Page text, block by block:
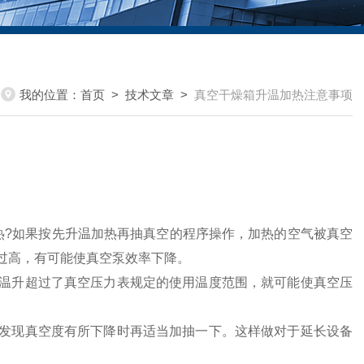
我的位置： 首页 > 技术文章 > 真空干燥箱升温加热注意事项
如果按先升温加热再抽真空的程序操作，加热的空气被真空
，有可能使真空泵效率下降。
超过了真空压力表规定的使用温度范围，就可能使真空压
真空度有所下降时再适当加抽一下。这样做对于延长设备